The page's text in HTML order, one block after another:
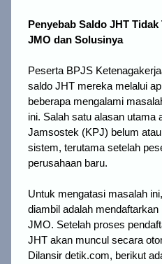
Penyebab Saldo JHT
JMO dan Solusinya
Peserta BPJS
saldo JHT mereka melalui
beberapa mengalami
ini. Salah satu alasan utama
Jamsostek (KPJ) belum
sistem, terutama setelah
perusahaan baru.
Untuk mengatasi masalah
diambil adalah
JMO. Setelah proses
JHT akan muncul secara
Dilansir detik.com, berikut